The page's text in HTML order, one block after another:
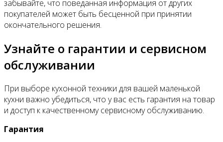
забывайте, что поведанная информация от других
покупателей может быть бесценной при принятии
окончательного решения.
Узнайте о гарантии и сервисном
обслуживании
При выборе кухонной техники для вашей маленькой
кухни важно убедиться, что у вас есть гарантия на товар
и доступ к качественному сервисному обслуживанию.
Гарантия